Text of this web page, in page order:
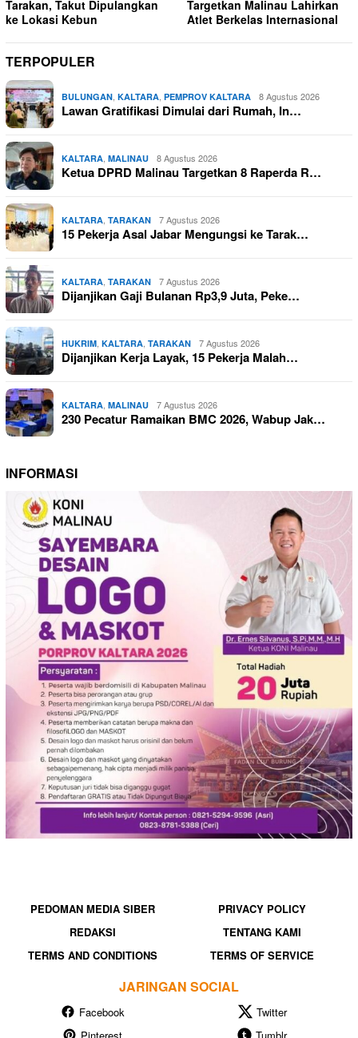
Tarakan, Takut Dipulangkan
ke Lokasi Kebun
Targetkan Malinau Lahirkan
Atlet Berkelas Internasional
TERPOPULER
BULUNGAN KALTARA PEMPROV KALTARA 8 Agustus 2026
Lawan Gratifikasi Dimulai dari Rumah, In…
KALTARA MALINAU 8 Agustus 2026
Ketua DPRD Malinau Targetkan 8 Raperda R…
KALTARA TARAKAN 7 Agustus 2026
15 Pekerja Asal Jabar Mengungsi ke Tarak…
KALTARA TARAKAN 7 Agustus 2026
Dijanjikan Gaji Bulanan Rp3,9 Juta, Peke…
HUKRIM KALTARA TARAKAN 7 Agustus 2026
Dijanjikan Kerja Layak, 15 Pekerja Malah…
KALTARA MALINAU 7 Agustus 2026
230 Pecatur Ramaikan BMC 2026, Wabup Jak…
INFORMASI
PEDOMAN MEDIA SIBER
PRIVACY POLICY
REDAKSI
TENTANG KAMI
TERMS AND CONDITIONS
TERMS OF SERVICE
JARINGAN SOCIAL
Facebook
Twitter